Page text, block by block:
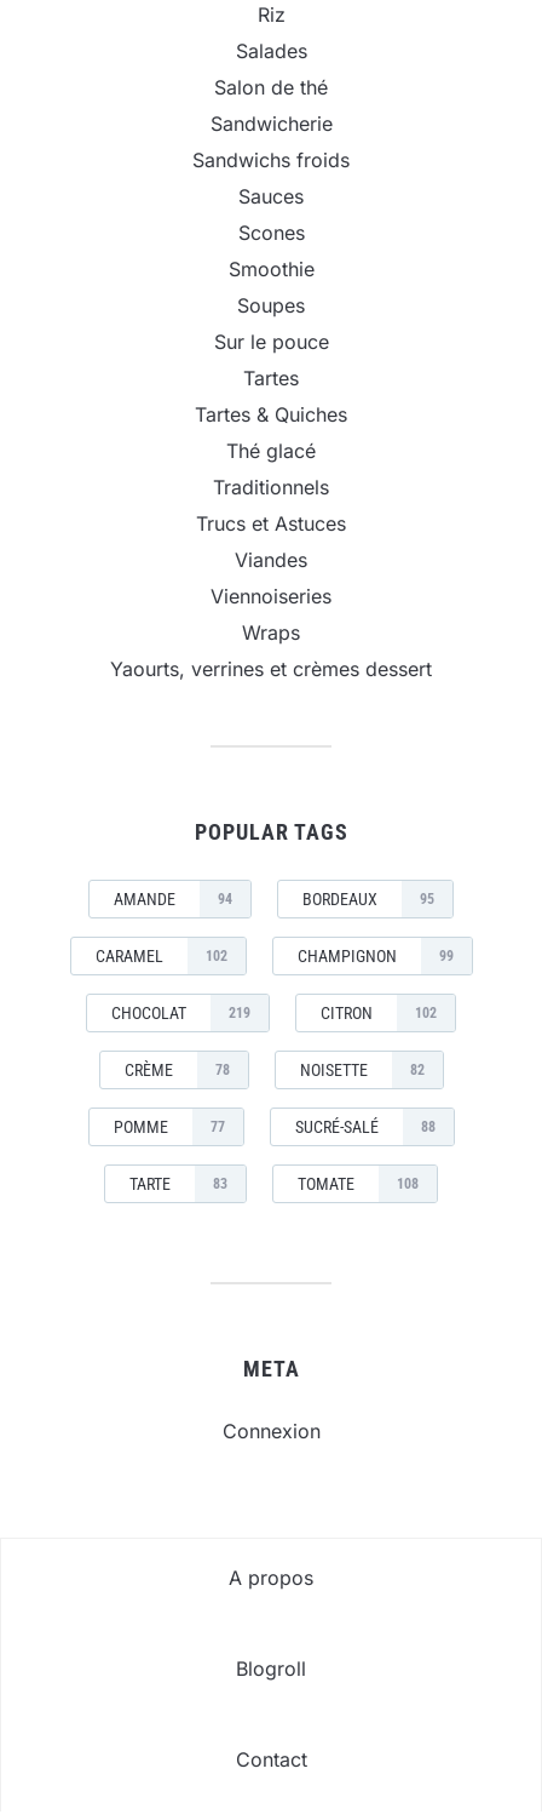
Riz
Salades
Salon de thé
Sandwicherie
Sandwichs froids
Sauces
Scones
Smoothie
Soupes
Sur le pouce
Tartes
Tartes & Quiches
Thé glacé
Traditionnels
Trucs et Astuces
Viandes
Viennoiseries
Wraps
Yaourts, verrines et crèmes dessert
POPULAR TAGS
AMANDE 94 BORDEAUX 95
CARAMEL 102 CHAMPIGNON 99
CHOCOLAT 219 CITRON 102
CRÈME 78 NOISETTE 82
POMME 77 SUCRÉ-SALÉ 88
TARTE 83 TOMATE 108
META
Connexion
A propos
Blogroll
Contact